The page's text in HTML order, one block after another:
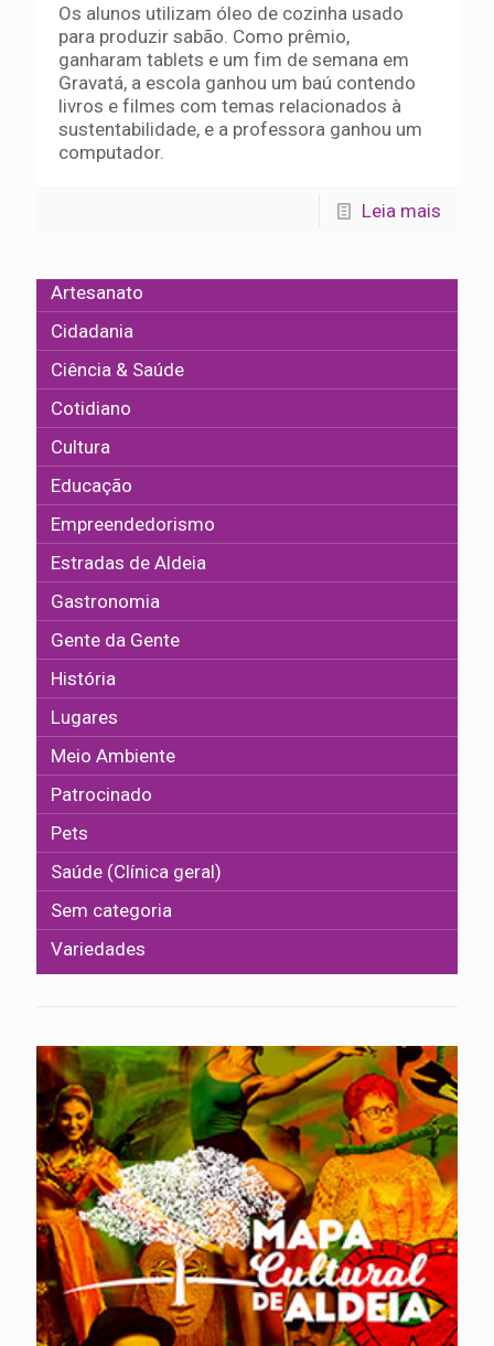
Os alunos utilizam óleo de cozinha usado
para produzir sabão. Como prêmio,
ganharam tablets e um fim de semana em
Gravatá, a escola ganhou um baú contendo
livros e filmes com temas relacionados à
sustentabilidade, e a professora ganhou um
computador.
Leia mais
Artesanato
Cidadania
Ciência & Saúde
Cotidiano
Cultura
Educação
Empreendedorismo
Estradas de Aldeia
Gastronomia
Gente da Gente
História
Lugares
Meio Ambiente
Patrocinado
Pets
Saúde (Clínica geral)
Sem categoria
Variedades